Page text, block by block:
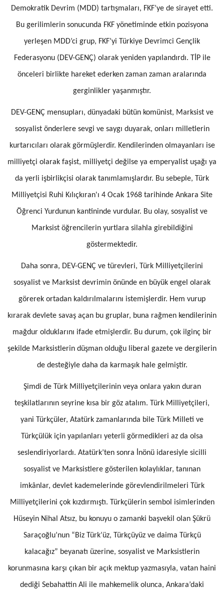
Demokratik Devrim (MDD) tartışmaları, FKF’ye de sirayet etti.
Bu gerilimlerin sonucunda FKF yönetiminde etkin pozisyona
yerleşen MDD’ci grup, FKF’yi Türkiye Devrimci Gençlik
Federasyonu (DEV-GENÇ) olarak yeniden yapılandırdı. TİP ile
önceleri birlikte hareket ederken zaman zaman aralarında
gerginlikler yaşanmıştır.
DEV-GENÇ mensupları, dünyadaki bütün komünist, Marksist ve
sosyalist önderlere sevgi ve saygı duyarak, onları milletlerin
kurtarıcıları olarak görmüşlerdir. Kendilerinden olmayanları ise
milliyetçi olarak faşist, milliyetçi değilse ya emperyalist uşağı ya
da yerli işbirlikçisi olarak tanımlamışlardır. Bu sebeple, Türk
Milliyetçisi Ruhi Kılıçkıran'ı 4 Ocak 1968 tarihinde Ankara Site
Öğrenci Yurdunun kantininde vurdular. Bu olay, sosyalist ve
Marksist öğrencilerin yurtlara silahla girebildiğini
göstermektedir.
Daha sonra, DEV-GENÇ ve türevleri, Türk Milliyetçilerini
sosyalist ve Marksist devrimin önünde en büyük engel olarak
görerek ortadan kaldırılmalarını istemişlerdir. Hem vurup
kırarak devlete savaş açan bu gruplar, buna rağmen kendilerinin
mağdur olduklarını ifade etmişlerdir. Bu durum, çok ilginç bir
şekilde Marksistlerin düşman olduğu liberal gazete ve dergilerin
de desteğiyle daha da karmaşık hale gelmiştir.
Şimdi de Türk Milliyetçilerinin veya onlara yakın duran
teşkilatlarının seyrine kısa bir göz atalım. Türk Milliyetçileri,
yani Türkçüler, Atatürk zamanlarında bile Türk Milleti ve
Türkçülük için yapılanları yeterli görmedikleri az da olsa
seslendiriyorlardı. Atatürk’ten sonra İnönü idaresiyle sicilli
sosyalist ve Marksistlere gösterilen kolaylıklar, tanınan
imkânlar, devlet kademelerinde görevlendirilmeleri Türk
Milliyetçilerini çok kızdırmıştı. Türkçülerin sembol isimlerinden
Hüseyin Nihal Atsız, bu konuyu o zamanki başvekil olan Şükrü
Saraçoğlu’nun “Biz Türk’üz, Türkçüyüz ve daima Türkçü
kalacağız” beyanatı üzerine, sosyalist ve Marksistlerin
korunmasına karşı çıkan bir açık mektup yazmasıyla, vatan haini
dediği Sebahattin Ali ile mahkemelik olunca, Ankara’daki